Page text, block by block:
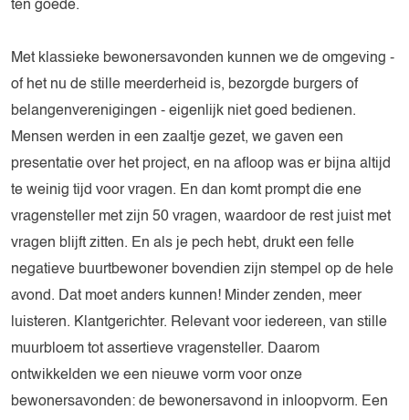
ten goede.
Met klassieke bewonersavonden kunnen we de omgeving -
of het nu de stille meerderheid is, bezorgde burgers of
belangenverenigingen - eigenlijk niet goed bedienen.
Mensen werden in een zaaltje gezet, we gaven een
presentatie over het project, en na afloop was er bijna altijd
te weinig tijd voor vragen. En dan komt prompt die ene
vragensteller met zijn 50 vragen, waardoor de rest juist met
vragen blijft zitten. En als je pech hebt, drukt een felle
negatieve buurtbewoner bovendien zijn stempel op de hele
avond. Dat moet anders kunnen! Minder zenden, meer
luisteren. Klantgerichter. Relevant voor iedereen, van stille
muurbloem tot assertieve vragensteller. Daarom
ontwikkelden we een nieuwe vorm voor onze
bewonersavonden: de bewonersavond in inloopvorm. Een